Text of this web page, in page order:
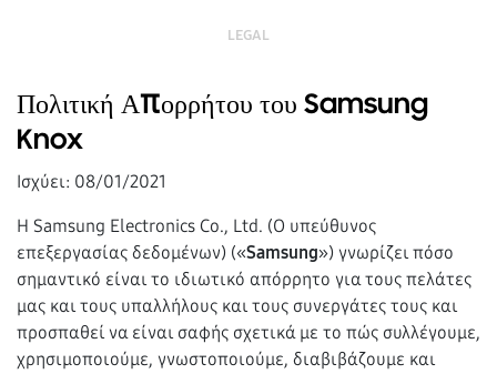
LEGAL
Πολιτική Απορρήτου του Samsung
Knox
Ισχύει: 08/01/2021
Η Samsung Electronics Co., Ltd. (Ο υπεύθυνος
επεξεργασίας δεδομένων) («Samsung») γνωρίζει πόσο
σημαντικό είναι το ιδιωτικό απόρρητο για τους πελάτες
μας και τους υπαλλήλους και τους συνεργάτες τους και
προσπαθεί να είναι σαφής σχετικά με το πώς συλλέγουμε,
χρησιμοποιούμε, γνωστοποιούμε, διαβιβάζουμε και